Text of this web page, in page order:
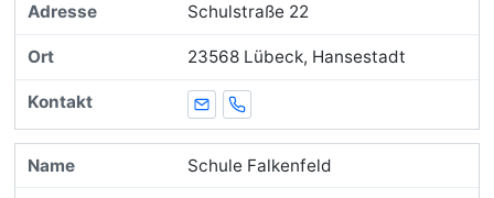
Schulstraße 22
23568 Lübeck, Hansestadt
E-MailTelefon
Schule Falkenfeld